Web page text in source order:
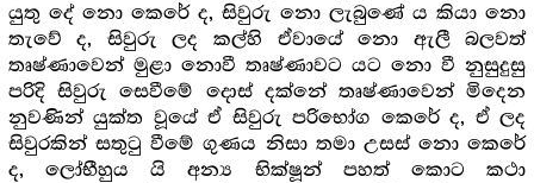
යුතු දේ නො කෙරේ ද, සිවුරු නො ලැබුණේ ය කියා නො
තැවේ ද, සිවුරු ලද කල්හි ඒවායේ නො ඇලී බලවත්
තෘෂ්ණාවෙන් මුළා නොවී තෘෂ්ණාවට යට නො වී නුසුදුසු
පරිදි සිවුරු සෙවීමේ දොස් දක්නේ තෘෂ්ණාවෙන් මිදෙන
නුවණින් යුක්ත වූයේ ඒ සිවුරු පරිභෝග කෙරේ ද, ඒ ලද
සිවුරකින් සතුටු වීමේ ගුණය නිසා තමා උසස් නො කෙරේ
ද, ලෝභීහුය යි අන්‍ය භික්ෂූන් පහත් කොට කථා